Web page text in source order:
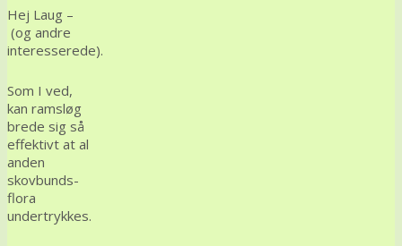
Hej Laug –
(og andre
interesserede).
Som I ved,
kan ramsløg
brede sig så
effektivt at al
anden
skovbunds-
flora
undertrykkes.